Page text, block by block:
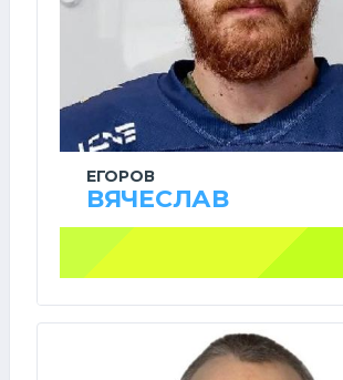
ЕГОРОВ
ВЯЧЕСЛАВ